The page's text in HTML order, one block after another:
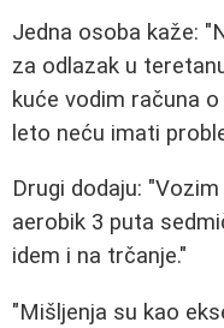
Jedna osoba kaže:
za odlazak u
kuće vodim računa
leto neću imati
Drugi dodaju:
aerobik 3 puta
idem i na trčanje."
"Mišljenja su kao